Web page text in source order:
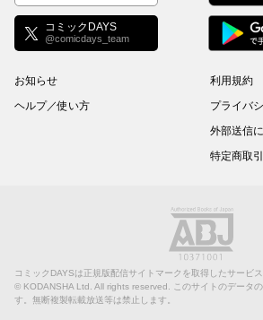
コミックDAYS
@comicdays_team
お知らせ
ヘルプ／使い方
利用規約
プライバ
外部送信
特定商取
コミックDAYSは正規版配信サイトマークを取得したサービス
© KODANSHA Ltd. All rights reserved. このサイトのデータ
す。無断複製転載放送等は禁止します。